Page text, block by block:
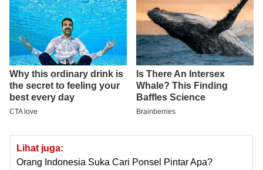
Lihat juga:
Orang Indonesia Suka Cari Ponsel Pintar Apa?